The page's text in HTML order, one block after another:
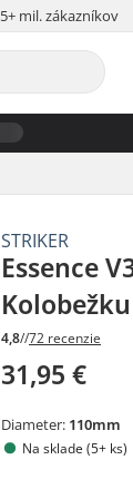
5+ mil. zákazníkov
STRIKER
Essence
Kolobežku
4,8//72 recenzie
31,95 €
Diameter: 110mm
Na sklade (5+ ks)